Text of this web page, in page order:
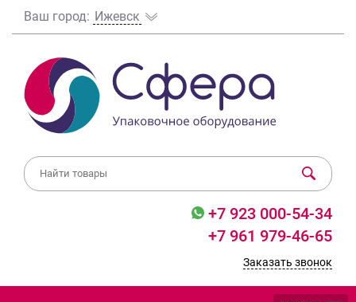
Ваш город: Ижевск
+7 923 000-54-34
+7 961 979-46-65
Заказать звонок